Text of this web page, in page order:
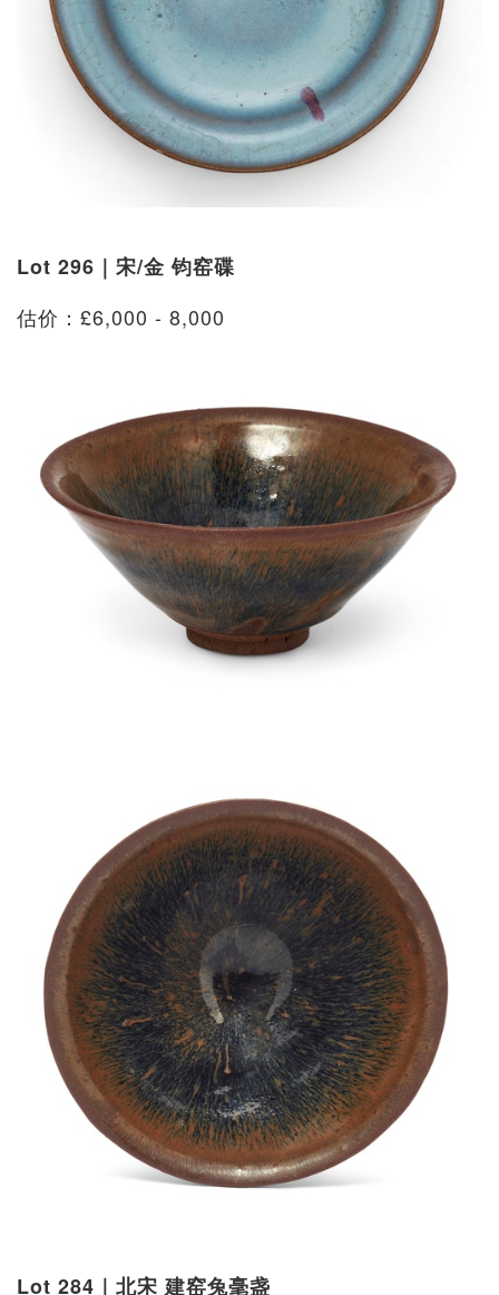
Lot 296｜宋/金 钧窑碟
估价：£6,000 - 8,000
Lot 284｜北宋 建窑兔毫盏